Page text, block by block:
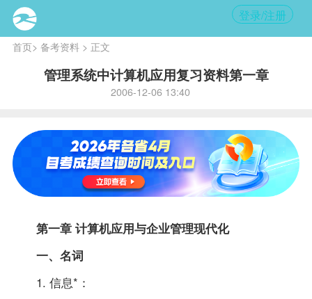
登录/注册
首页> 备考资料> 正文
管理系统中计算机应用复习资料第一章
2006-12-06 13:40
第一章 计算机应用与企业管理现代化
一、名词
1. 信息*：